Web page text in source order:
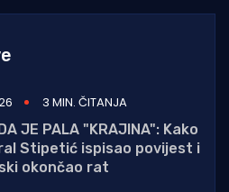
3 MIN. ČITANJA
JE PALA "KRAJINA": Kako
Stipetić ispisao povijest i
okončao rat